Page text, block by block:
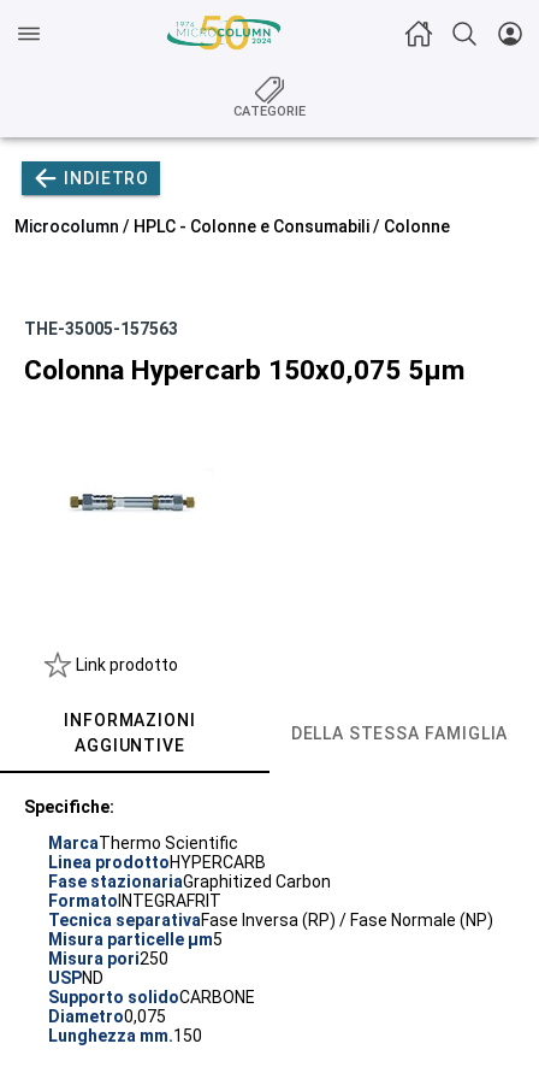
CATEGORIE
INDIETRO
Microcolumn / HPLC - Colonne e Consumabili/ Colonne
THE-35005-157563
Colonna Hypercarb 150x0,075 5µm
Link prodotto
INFORMAZIONI
AGGIUNTIVE
DELLA STESSA FAMIGLIA
Specifiche:
MarcaThermo Scientific
Linea prodottoHYPERCARB
Fase stazionariaGraphitized Carbon
Formato INTEGRAFRIT
Tecnica separativaFase Inversa (RP) / Fase Normale (NP)
Misura particelle µm5
Misura pori250
USPND
Supporto solidoCARBONE
Diametro0,075
Lunghezza mm.150